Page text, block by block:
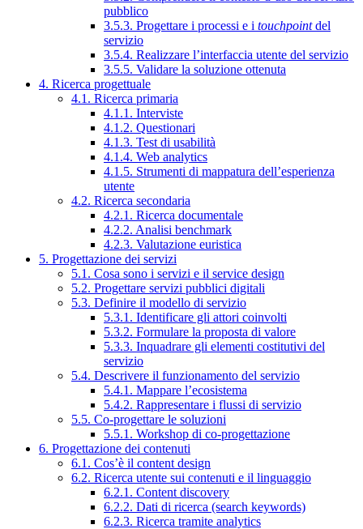
pubblico
3.5.3. Progettare i processi e i touchpointdel
servizio
3.5.4. Realizzare l’interfaccia utente del servizio
3.5.5. Validare la soluzione ottenuta
4. Ricerca progettuale
4.1. Ricerca primaria
4.1.1. Interviste
4.1.2. Questionari
4.1.3. Test di usabilità
4.1.4. Web analytics
4.1.5. Strumenti di mappatura dell’esperienza
utente
4.2. Ricerca secondaria
4.2.1. Ricerca documentale
4.2.2. Analisi benchmark
4.2.3. Valutazione euristica
5. Progettazione dei servizi
5.1. Cosa sono i servizi e il service design
5.2. Progettare servizi pubblici digitali
5.3. Definire il modello di servizio
5.3.1. Identificare gli attori coinvolti
5.3.2. Formulare la proposta di valore
5.3.3. Inquadrare gli elementi costitutivi del
servizio
5.4. Descrivere il funzionamento del servizio
5.4.1. Mappare l’ecosistema
5.4.2. Rappresentare i flussi di servizio
5.5. Co-progettare le soluzioni
5.5.1. Workshop di co-progettazione
6. Progettazione dei contenuti
6.1. Cos’è il content design
6.2. Ricerca utente sui contenuti e il linguaggio
6.2.1. Content discovery
6.2.2. Dati di ricerca (search keywords)
6.2.3. Ricerca tramite analytics